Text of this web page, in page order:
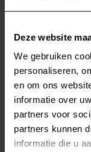
Deze website
We gebruiken
personaliseren,
en om ons
informatie over
partners voor
partners kunnen
informatie die u
WILTEC LAYS